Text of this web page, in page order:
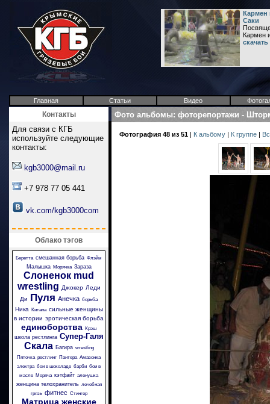
Кармен
Саки
Кармен
Главная Статьи Видео
Контакты
Для связи с КГБ
используйте следующие
контакты:
kgb3000@mail.ru
+7 978 77 05 441
vk.com/kgb3000com
Облако тэгов
Беретта смешанная борьба Флэйм
Малышка Морячка Зараза
Слоненок mud
wrestling Джокер Леди
Ди Пуля Анечка борьба
Ника Китана сильные женщины
в истории эротическая борьба
единоборства Крэш
школа рестлинга Супер-Галя
Скала Багира wrestling
Пяточка рестлинг Пантера Амазонка
электра бои в шоколаде барби бои в
масле Моряча кэтфайт аленушка
женщина телохранитель лечебная
грязь фитнес Стингер
Матрица женские
Фото альбомы: фоторепортажи -
Фотография 48 из 51 | К альбому | К группе |